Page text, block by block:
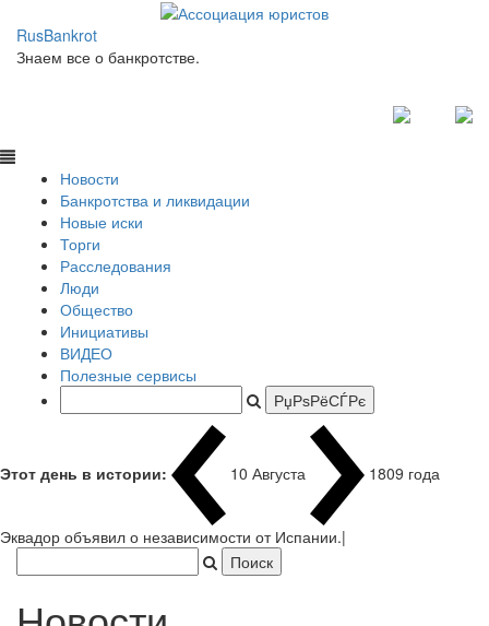
RusBankrot
Знаем все о банкротстве.
Новости
Банкротства и ликвидации
Новые иски
Торги
Расследования
Люди
Общество
Инициативы
ВИДЕО
Полезные сервисы
Этот день в истории: 10 Августа 1792 |
Новости